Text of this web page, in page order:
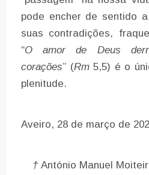
pode encher de sentido
suas contradições,
“O amor de Deus
corações” (Rm5,5) é o
plenitude.
Aveiro, 28 de março de
† António Manuel